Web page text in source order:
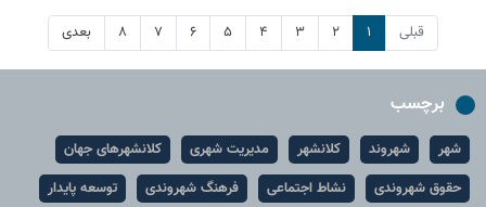
قبلی ۱ ۲ ۳ ۴ ۵ ۶ ۷ ۸ بعدی
برچسب
شهر شهروند کلانشهر مدیریت شهری
کلانشهرهای جهان
حقوق شهروندی
نشاط اجتماعی فرهنگ شهروندی توسعه پایدار